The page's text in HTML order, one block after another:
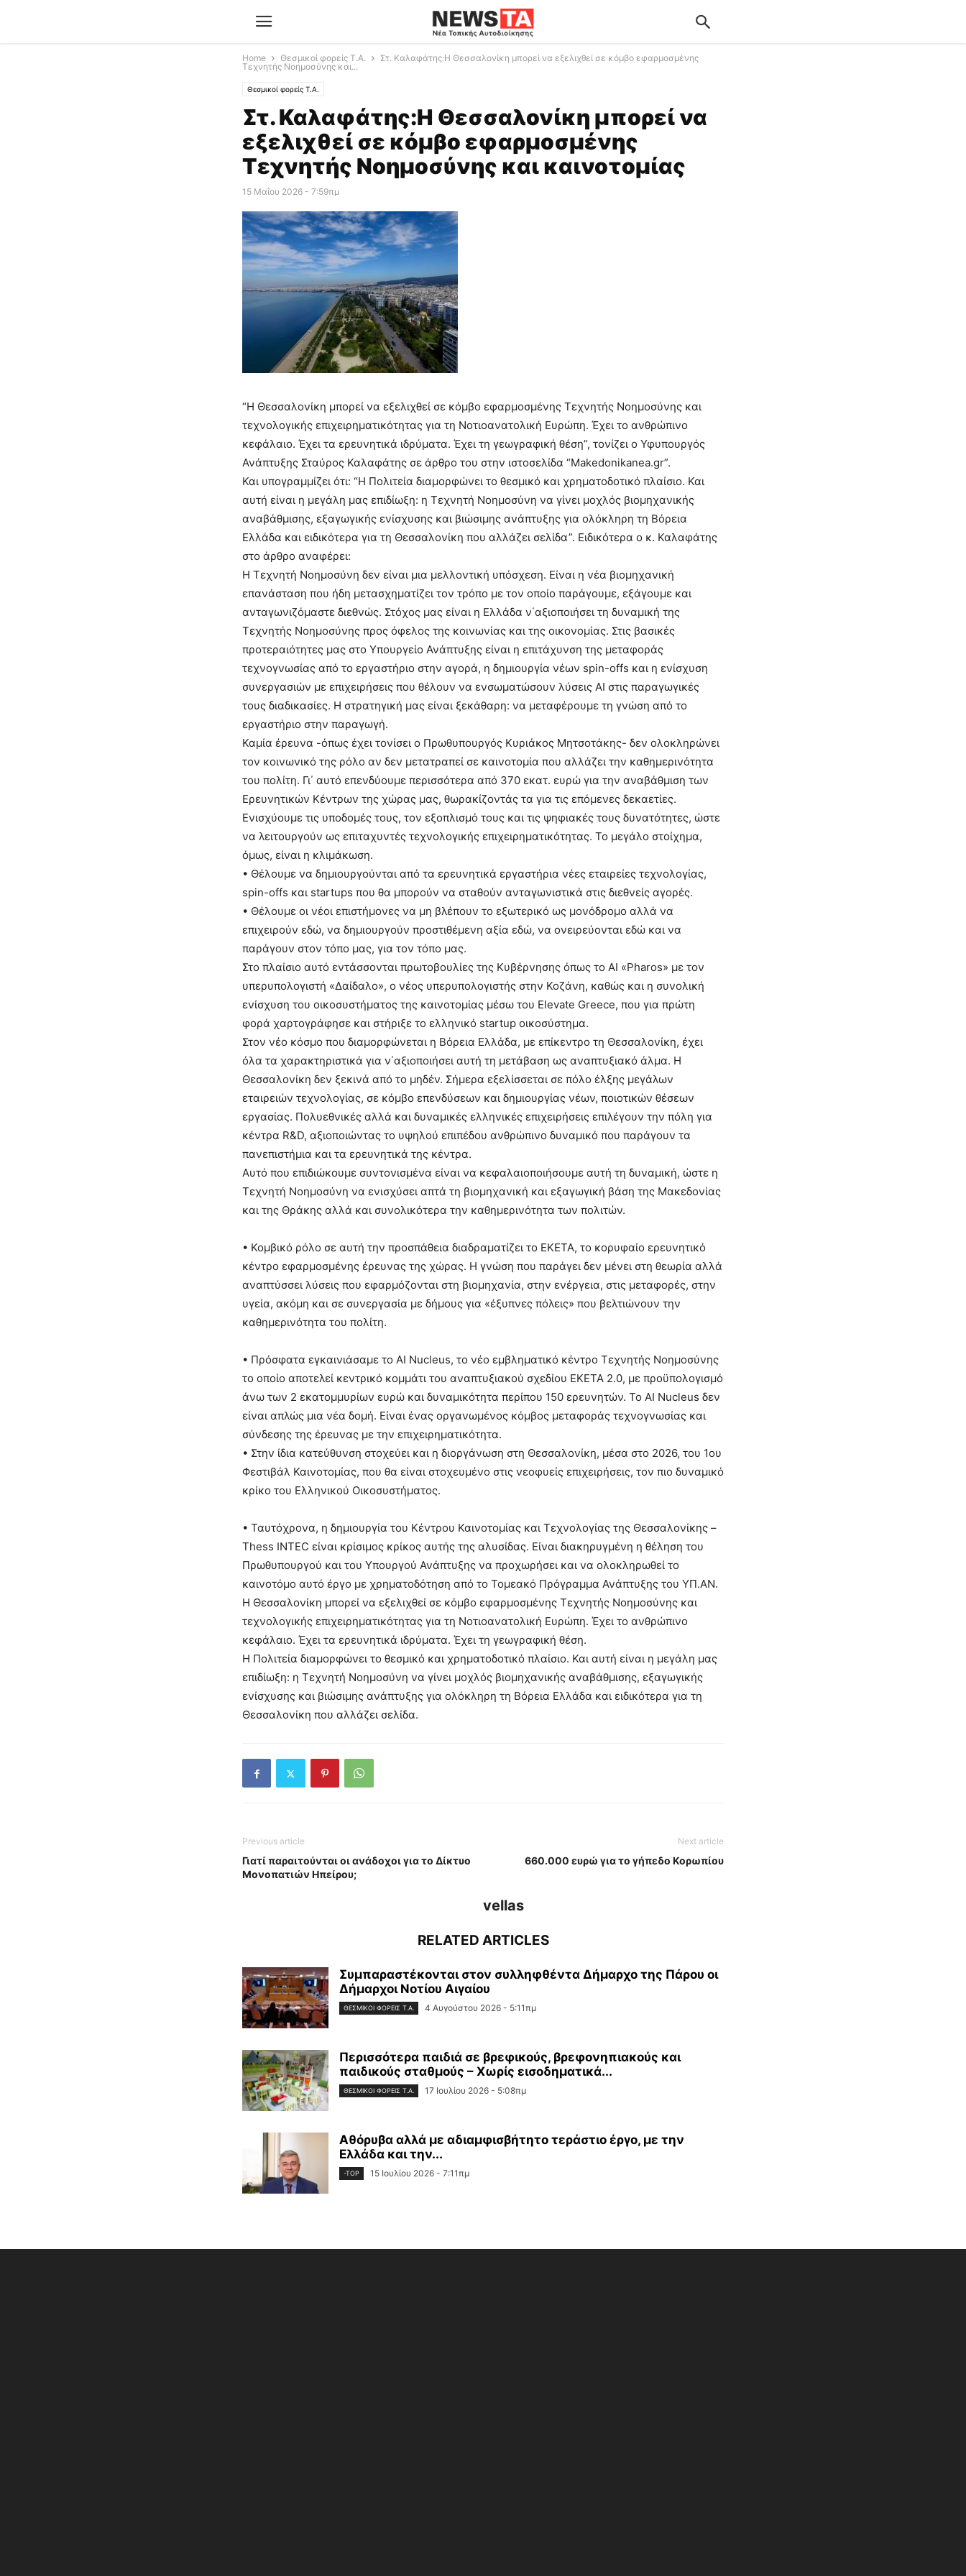
Home Θεσμικοί φορείς Τ.Α.
Στ. Καλαφάτης:Η Θεσσαλονίκη μπορεί να εξελιχθεί σε κόμβο εφαρμοσμένης
Τεχνητής Νοημοσύνης και...
Θεσμικοί φορείς Τ.Α.
Στ. Καλαφάτης:Η Θεσσαλονίκη μπορεί να
εξελιχθεί σε κόμβο εφαρμοσμένης
Τεχνητής Νοημοσύνης και καινοτομίας
15 Μαΐου 2026 - 7:59πμ
“Η Θεσσαλονίκη μπορεί να εξελιχθεί σε κόμβο εφαρμοσμένης Τεχνητής Νοημοσύνης και
τεχνολογικής επιχειρηματικότητας για τη Νοτιοανατολική Ευρώπη. Έχει το ανθρώπινο
κεφάλαιο. Έχει τα ερευνητικά ιδρύματα. Έχει τη γεωγραφική θέση”, τονίζει ο Υφυπουργός
Ανάπτυξης Σταύρος Καλαφάτης σε άρθρο του στην ιστοσελίδα “Makedonikanea.gr”.
Και υπογραμμίζει ότι: “Η Πολιτεία διαμορφώνει το θεσμικό και χρηματοδοτικό πλαίσιο. Και
αυτή είναι η μεγάλη μας επιδίωξη: η Τεχνητή Νοημοσύνη να γίνει μοχλός βιομηχανικής
αναβάθμισης, εξαγωγικής ενίσχυσης και βιώσιμης ανάπτυξης για ολόκληρη τη Βόρεια
Ελλάδα και ειδικότερα για τη Θεσσαλονίκη που αλλάζει σελίδα”. Ειδικότερα ο κ. Καλαφάτης
στο άρθρο αναφέρει:
Η Τεχνητή Νοημοσύνη δεν είναι μια μελλοντική υπόσχεση. Είναι η νέα βιομηχανική
επανάσταση που ήδη μετασχηματίζει τον τρόπο με τον οποίο παράγουμε, εξάγουμε και
ανταγωνιζόμαστε διεθνώς. Στόχος μας είναι η Ελλάδα ν΄αξιοποιήσει τη δυναμική της
Τεχνητής Νοημοσύνης προς όφελος της κοινωνίας και της οικονομίας. Στις βασικές
προτεραιότητες μας στο Υπουργείο Ανάπτυξης είναι η επιτάχυνση της μεταφοράς
τεχνογνωσίας από το εργαστήριο στην αγορά, η δημιουργία νέων spin-offs και η ενίσχυση
συνεργασιών με επιχειρήσεις που θέλουν να ενσωματώσουν λύσεις AI στις παραγωγικές
τους διαδικασίες. Η στρατηγική μας είναι ξεκάθαρη: να μεταφέρουμε τη γνώση από το
εργαστήριο στην παραγωγή.
Καμία έρευνα -όπως έχει τονίσει ο Πρωθυπουργός Κυριάκος Μητσοτάκης- δεν ολοκληρώνει
τον κοινωνικό της ρόλο αν δεν μετατραπεί σε καινοτομία που αλλάζει την καθημερινότητα
του πολίτη. Γι΄ αυτό επενδύουμε περισσότερα από 370 εκατ. ευρώ για την αναβάθμιση των
Ερευνητικών Κέντρων της χώρας μας, θωρακίζοντάς τα για τις επόμενες δεκαετίες.
Ενισχύουμε τις υποδομές τους, τον εξοπλισμό τους και τις ψηφιακές τους δυνατότητες, ώστε
να λειτουργούν ως επιταχυντές τεχνολογικής επιχειρηματικότητας. Το μεγάλο στοίχημα,
όμως, είναι η κλιμάκωση.
• Θέλουμε να δημιουργούνται από τα ερευνητικά εργαστήρια νέες εταιρείες τεχνολογίας,
spin-offs και startups που θα μπορούν να σταθούν ανταγωνιστικά στις διεθνείς αγορές.
• Θέλουμε οι νέοι επιστήμονες να μη βλέπουν το εξωτερικό ως μονόδρομο αλλά να
επιχειρούν εδώ, να δημιουργούν προστιθέμενη αξία εδώ, να ονειρεύονται εδώ και να
παράγουν στον τόπο μας, για τον τόπο μας.
Στο πλαίσιο αυτό εντάσσονται πρωτοβουλίες της Κυβέρνησης όπως το AI «Pharos» με τον
υπερυπολογιστή «Δαίδαλο», ο νέος υπερυπολογιστής στην Κοζάνη, καθώς και η συνολική
ενίσχυση του οικοσυστήματος της καινοτομίας μέσω του Elevate Greece, που για πρώτη
φορά χαρτογράφησε και στήριξε το ελληνικό startup οικοσύστημα.
Στον νέο κόσμο που διαμορφώνεται η Βόρεια Ελλάδα, με επίκεντρο τη Θεσσαλονίκη, έχει
όλα τα χαρακτηριστικά για ν΄αξιοποιήσει αυτή τη μετάβαση ως αναπτυξιακό άλμα. Η
Θεσσαλονίκη δεν ξεκινά από το μηδέν. Σήμερα εξελίσσεται σε πόλο έλξης μεγάλων
εταιρειών τεχνολογίας, σε κόμβο επενδύσεων και δημιουργίας νέων, ποιοτικών θέσεων
εργασίας. Πολυεθνικές αλλά και δυναμικές ελληνικές επιχειρήσεις επιλέγουν την πόλη για
κέντρα R&D, αξιοποιώντας το υψηλού επιπέδου ανθρώπινο δυναμικό που παράγουν τα
πανεπιστήμια και τα ερευνητικά της κέντρα.
Αυτό που επιδιώκουμε συντονισμένα είναι να κεφαλαιοποιήσουμε αυτή τη δυναμική, ώστε η
Τεχνητή Νοημοσύνη να ενισχύσει απτά τη βιομηχανική και εξαγωγική βάση της Μακεδονίας
και της Θράκης αλλά και συνολικότερα την καθημερινότητα των πολιτών.
• Κομβικό ρόλο σε αυτή την προσπάθεια διαδραματίζει το ΕΚΕΤΑ, το κορυφαίο ερευνητικό
κέντρο εφαρμοσμένης έρευνας της χώρας. Η γνώση που παράγει δεν μένει στη θεωρία αλλά
αναπτύσσει λύσεις που εφαρμόζονται στη βιομηχανία, στην ενέργεια, στις μεταφορές, στην
υγεία, ακόμη και σε συνεργασία με δήμους για «έξυπνες πόλεις» που βελτιώνουν την
καθημερινότητα του πολίτη.
• Πρόσφατα εγκαινιάσαμε το AI Nucleus, το νέο εμβληματικό κέντρο Τεχνητής Νοημοσύνης
το οποίο αποτελεί κεντρικό κομμάτι του αναπτυξιακού σχεδίου ΕΚΕΤΑ 2.0, με προϋπολογισμό
άνω των 2 εκατομμυρίων ευρώ και δυναμικότητα περίπου 150 ερευνητών. Το AI Nucleus δεν
είναι απλώς μια νέα δομή. Είναι ένας οργανωμένος κόμβος μεταφοράς τεχνογνωσίας και
σύνδεσης της έρευνας με την επιχειρηματικότητα.
• Στην ίδια κατεύθυνση στοχεύει και η διοργάνωση στη Θεσσαλονίκη, μέσα στο 2026, του 1ου
Φεστιβάλ Καινοτομίας, που θα είναι στοχευμένο στις νεοφυείς επιχειρήσεις, τον πιο δυναμικό
κρίκο του Ελληνικού Οικοσυστήματος.
• Ταυτόχρονα, η δημιουργία του Κέντρου Καινοτομίας και Τεχνολογίας της Θεσσαλονίκης –
Thess INTEC είναι κρίσιμος κρίκος αυτής της αλυσίδας. Είναι διακηρυγμένη η θέληση του
Πρωθυπουργού και του Υπουργού Ανάπτυξης να προχωρήσει και να ολοκληρωθεί το
καινοτόμο αυτό έργο με χρηματοδότηση από το Τομεακό Πρόγραμμα Ανάπτυξης του ΥΠ.ΑΝ.
Η Θεσσαλονίκη μπορεί να εξελιχθεί σε κόμβο εφαρμοσμένης Τεχνητής Νοημοσύνης και
τεχνολογικής επιχειρηματικότητας για τη Νοτιοανατολική Ευρώπη. Έχει το ανθρώπινο
κεφάλαιο. Έχει τα ερευνητικά ιδρύματα. Έχει τη γεωγραφική θέση.
Η Πολιτεία διαμορφώνει το θεσμικό και χρηματοδοτικό πλαίσιο. Και αυτή είναι η μεγάλη μας
επιδίωξη: η Τεχνητή Νοημοσύνη να γίνει μοχλός βιομηχανικής αναβάθμισης, εξαγωγικής
ενίσχυσης και βιώσιμης ανάπτυξης για ολόκληρη τη Βόρεια Ελλάδα και ειδικότερα για τη
Θεσσαλονίκη που αλλάζει σελίδα.
Previous article
Γιατί παραιτούνται οι ανάδοχοι για το Δίκτυο
Μονοπατιών Ηπείρου;
Next article
660.000 ευρώ για το γήπεδο Κορωπίου
vellas
RELATED ARTICLES
Συμπαραστέκονται στον συλληφθέντα Δήμαρχο της Πάρου οι
Δήμαρχοι Νοτίου Αιγαίου
ΘΕΣΜΙΚΟΊ ΦΟΡΕΊΣ Τ.Α. 4 Αυγούστου 2026 - 5:11πμ
Περισσότερα παιδιά σε βρεφικούς, βρεφονηπιακούς και
παιδικούς σταθμούς – Χωρίς εισοδηματικά...
ΘΕΣΜΙΚΟΊ ΦΟΡΕΊΣ Τ.Α. 17 Ιουλίου 2026 - 5:08πμ
Αθόρυβα αλλά με αδιαμφισβήτητο τεράστιο έργο, με την
Ελλάδα και την...
-TOP 15 Ιουλίου 2026 - 7:11πμ